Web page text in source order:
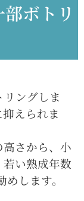
ボトリ
ングしま
えられま
さから、小
い熟成年数
します。